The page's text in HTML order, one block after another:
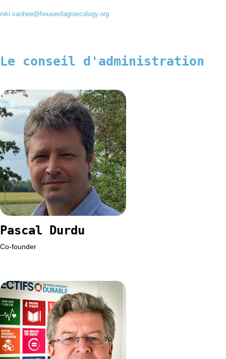
niki.vanhee@houseofagroecology.org
Le conseil d'administration
Pascal Durdu
Co-founder